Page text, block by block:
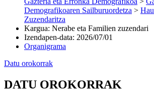
Demografikoaren Sailburuordetza >
Zuzendaritza
Kargua: Nerabe eta Familien zuzendari
Izendapen-data: 2026/07/01
Organigrama
Datu orokorrak
DATU OROKORRAK